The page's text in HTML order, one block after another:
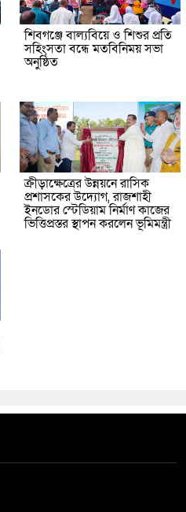
শিবগঞ্জে বাল্যবিয়ে ও শিশুর প্রতি
সহিংসতা বন্ধে মতবিনিময় সভা
অনুষ্ঠিত
ক্রীড়াক্ষেত্রের উন্নয়নে রাসিক
প্রশাসকের উদ্যোগ, রাজশাহী
ইনডোর স্টেডিয়াম নির্মাণ কাজের
ভিত্তিপ্রস্তর স্থাপন করলেন ভূমিমন্ত্রী